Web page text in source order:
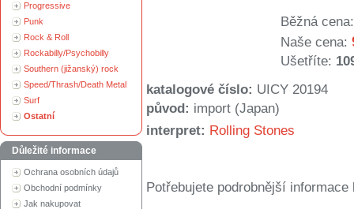
Progressive
Punk
Rock & Roll
Rockabilly/Psychobilly
Southern (jižanský) rock
Speed/Thrash/Death Metal
Surf
Ostatní
Důležité informace
Ochrana osobních údajů
Obchodní podmínky
Jak nakupovat
Běžná cena:
Naše cena:
Ušetříte:
katalogové číslo: UICY 20194
původ: import (Japan)
interpret: Rolling Stones
Potřebujete podrobnější